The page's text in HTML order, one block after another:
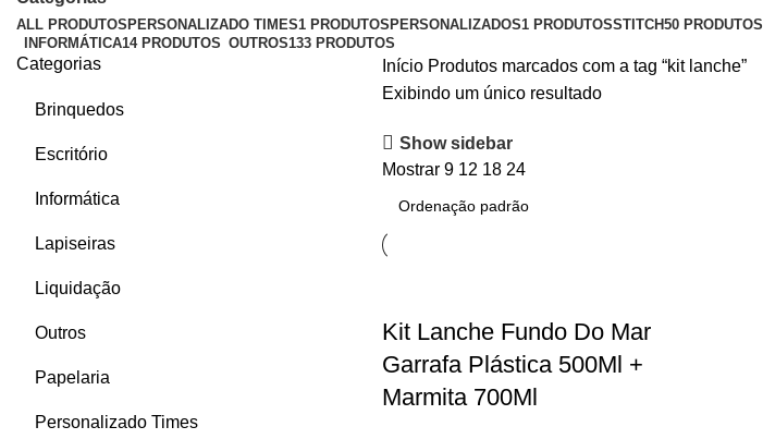
ALL PRODUTOS PERSONALIZADO TIMES1 PRODUTOS PERSONALIZADOS1 PRODUTOSSTITCH50 PRODUTOS
INFORMÁTICA14 PRODUTOS OUTROS133 PRODUTOS
Categorias
Brinquedos
Escritório
Informática
Lapiseiras
Liquidação
Outros
Papelaria
Personalizado Times
Início Produtos marcados com a tag “kit lanche”
Exibindo um único resultado
Show sidebar
Mostrar 9 12 18 24
Kit Lanche Fundo Do Mar
Garrafa Plástica 500Ml +
Marmita 700Ml